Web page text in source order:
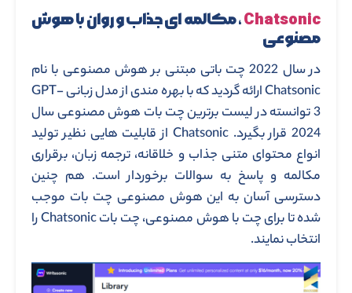
Chatsonic، مکالمه ای جذاب و روان با هوش
مصنوعی
در سال 2022 چت باتی مبتنی بر هوش مصنوعی با نام
Chatsonic ارائه گردید که با بهره مندی از مدل زبانی GPT-
3 توانسته در لیست برترین چت بات هوش مصنوعی سال
2024 قرار بگیرد. Chatsonic از قابلیت هایی نظیر تولید
انواع محتوای متنی جذاب و خلاقانه، ترجمه زبان، برقراری
مکالمه و پاسخ به سوالات برخوردار است. هم چنین
دسترسی آسان به این هوش مصنوعی چت بات موجب
شده تا برای چت با هوش مصنوعی، چت بات Chatsonic را
انتخاب نمایند.